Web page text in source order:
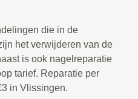
die in de
het verwijderen van de
is ook nagelreparatie
tarief. Reparatie per
in Vlissingen.